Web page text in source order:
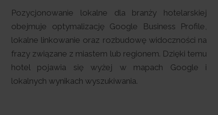
Pozycjonowanie lokalne dla branży hotelarskiej
obejmuje optymalizację Google Business Profile,
lokalne linkowanie oraz rozbudowę widoczności na
frazy związane z miastem lub regionem. Dzięki temu
hotel pojawia się wyżej w mapach Google i
lokalnych wynikach wyszukiwania.